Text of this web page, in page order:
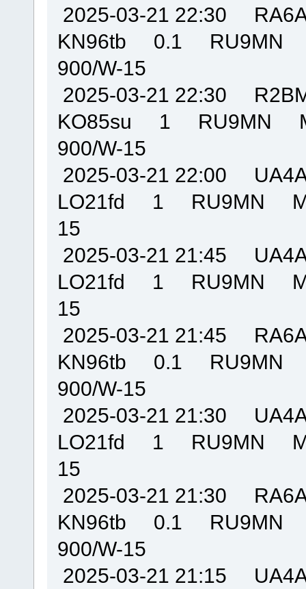
2025-03-21 22:30
KN96tb 0.1
900/W-15
2025-03-21 22:30
KO85su 1 RU9MN
900/W-15
2025-03-21 22:00
LO21fd 1 RU9MN
15
2025-03-21 21:45
LO21fd 1 RU9MN
15
2025-03-21 21:45
KN96tb 0.1
900/W-15
2025-03-21 21:30
LO21fd 1 RU9MN
15
2025-03-21 21:30
KN96tb 0.1
900/W-15
2025-03-21 21:15